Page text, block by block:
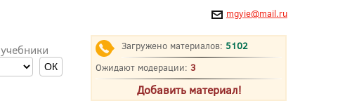
mgyie@mail.ru
Загружено материалов: 5102
Ожидают модерации: 3
Добавить материал!